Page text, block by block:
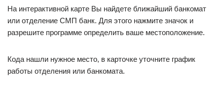
На интерактивной карте Вы найдете ближайший банкомат
или отделение СМП банк. Для этого нажмите значок и
разрешите программе определить ваше местоположение.
Кода нашли нужное место, в карточке уточните график
работы отделения или банкомата.